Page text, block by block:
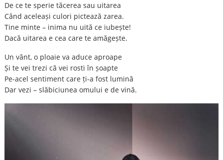
De ce te sperie tăcerea sau uitarea
Când aceleași culori pictează zarea.
Tine minte – inima nu uită ce iubește!
Dacă uitarea e cea care te amăgește.
Un vânt, o ploaie va aduce aproape
Și te vei trezi că vei rosti în șoapte
Pe-acel sentiment care ți-a fost lumină
Dar vezi – slăbiciunea omului e de vină.